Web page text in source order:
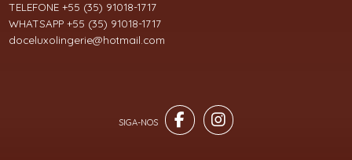
TELEFONE +55 (35) 91018-1717
WHATSAPP +55 (35) 91018-1717
doceluxolingerie@hotmail.com